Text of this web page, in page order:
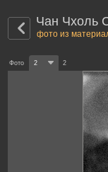
Чан Чхоль
фото из
Фото 2 2